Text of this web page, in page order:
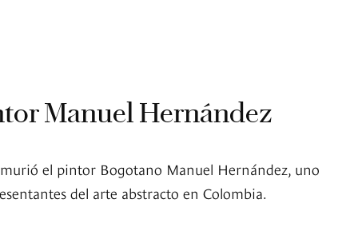
Manuel Hernández
murió el pintor Bogotano Manuel Hernández, uno
del arte abstracto en Colombia.